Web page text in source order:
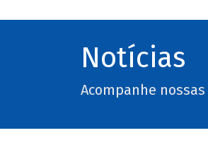
Notícias
Acompanhe